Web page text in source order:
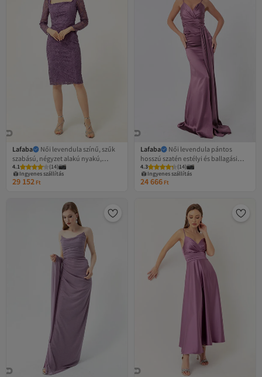
Lafaba
Női levendula színű, szűk
szabású, négyzet alakú nyakú,
csillogó midi estélyi ruha
4.1 (14)
Legalacsonyabb (30 nap)
Ingyenes szállítás
Legalacsonyabb (30 nap)
29 152 Ft
Lafaba
Női levendula pántos
hosszú szatén estélyi és ballagási
ruha
4.3 (14)
Legalacsonyabb (30 nap)
Ingyenes szállítás
Legalacsonyabb (30 nap)
24 666 Ft